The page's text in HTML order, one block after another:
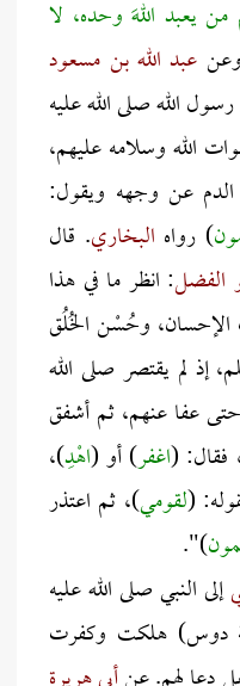
يعبد اللهَ وحده، لا
عبد الله بن مسعود
الله صلى الله عليه
الله وسلامه عليهم،
عن وجهه ويقول:
) رواه البخاري. قال
الفضل: انظر ما في هذا
وحُسْن الخُلُق
إذ لم يقتصر صلى الله
عفا عنهم، ثم أشفق
فقال: (اغفر) أو (اهْدِ)،
(لقومي)، ثم اعتذر
)".
إلى النبي صلى الله عليه
دوس) هلكت وكفرت